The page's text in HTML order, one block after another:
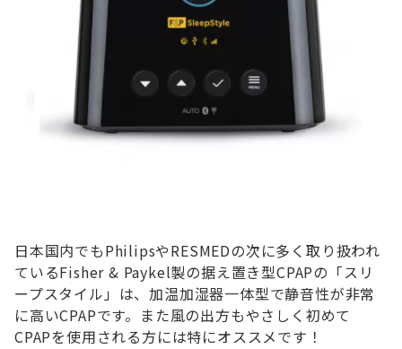
日本国内でもPhilipsやRESMEDの次に多く取り扱われ
ているFisher & Paykel製の据え置き型CPAPの「スリ
ープスタイル」は、加温加湿器一体型で静音性が非常
に高いCPAPです。また風の出方もやさしく初めて
CPAPを使用される方には特にオススメです！